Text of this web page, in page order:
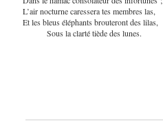
L’air nocturne caressera tes membres las,
Et les bleus éléphants brouteront des lilas,
Sous la clarté tiède des lunes.